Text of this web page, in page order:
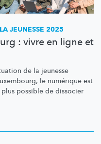
JEUNESSE 2025
: vivre en ligne et
de la jeunesse
le numérique est
possible de dissocier